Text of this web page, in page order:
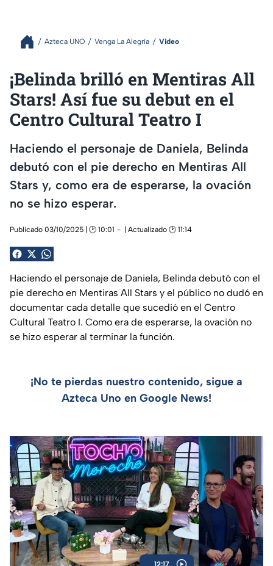
Azteca UNO Venga La Alegría Video
¡Belinda brilló en Mentiras All
Stars! Así fue su debut en el
Centro Cultural Teatro I
Haciendo el personaje de Daniela, Belinda
debutó con el pie derecho en Mentiras All
Stars y, como era de esperarse, la ovación
no se hizo esperar.
Publicado 03/10/2025 | 🕑 10:01 | Actualizado 🕑 11:14
Haciendo el personaje de Daniela, Belinda debutó con el
pie derecho en Mentiras All Stars y el público no dudó en
documentar cada detalle que sucedió en el Centro
Cultural Teatro I. Como era de esperarse, la ovación no
se hizo esperar al terminar la función.
¡No te pierdas nuestro contenido, sigue a
Azteca Uno en Google News!
12:17